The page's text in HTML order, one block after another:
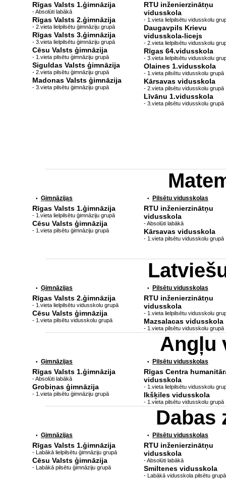
Rīgas Valsts 1.ģimnāzija
- Absolūti labākā
Rīgas Valsts 2.ģimnāzija
- 2.vieta lielpilsētu ģimnāziju grupā
Rīgas Valsts 3.ģimnāzija
- 3.vieta lielpilsētu ģimnāziju grupā
Cēsu Valsts ģimnāzija
- 1.vieta pilsētu ģimnāziju grupā
Siguldas Valsts ģimnāzija
- 2.vieta pilsētu ģimnāziju grupā
Madonas Valsts ģimnāzija
- 3.vieta pilsētu ģimnāziju grupā
RTU inženierzinātņu
vidusskola
- 1.vieta lielpilsētu vidusskolu
Daugavpils Krievu
vidusskola-licejs
- 2.vieta lielpilsētu vidusskolu
Rīgas 64.vidusskola
- 3.vieta lielpilsētu vidusskolu
Olaines 1.vidusskola
- 1.vieta pilsētu vidusskolu grupā
Kārsavas vidusskola
- 2.vieta pilsētu vidusskolu grupā
Līvānu 1.vidusskola
- 3.vieta pilsētu vidusskolu grupā
• Ģimnāzijas
Rīgas Valsts 1.ģimnāzija
- 1.vieta lielpilsētu ģimnāziju grupā
Cēsu Valsts ģimnāzija
- 1.vieta pilsētu ģimnāziju grupā
• Pilsētu vidusskolas
RTU inženierzinātņu
vidusskola
- Absolūti labākā
Kārsavas vidusskola
- 1.vieta pilsētu vidusskolu grupā
• Ģimnāzijas
Rīgas Valsts 2.ģimnāzija
- 1.vieta lielpilsētu vidusskolu grupā
Cēsu Valsts ģimnāzija
- 1.vieta pilsētu vidusskolu grupā
• Pilsētu vidusskolas
RTU inženierzinātņu
vidusskola
- 1.vieta lielpilsētu vidusskolu
Mazsalacas vidusskola
- 1.vieta pilsētu vidusskolu grupā
Angļu
• Ģimnāzijas
Rīgas Valsts 1.ģimnāzija
- Absolūti labākā
Grobiņas ģimnāzija
- 1.vieta pilsētu ģimnāziju grupā
• Pilsētu vidusskolas
Rīgas Centra
vidusskola
- 1.vieta lielpilsētu vidusskolu
Ikšķiles vidusskola
- 1.vieta pilsētu vidusskolu grupā
Dabas
• Ģimnāzijas
Rīgas Valsts 1.ģimnāzija
- Labākā lielpilsētu ģimnāziju grupā
Cēsu Valsts ģimnāzija
- Labākā pilsētu ģimnāziju grupā
• Pilsētu vidusskolas
RTU inženierzinātņu
vidusskola
- Absolūti labākā
Smiltenes vidusskola
- Labākā vidusskola pilsētu grupā